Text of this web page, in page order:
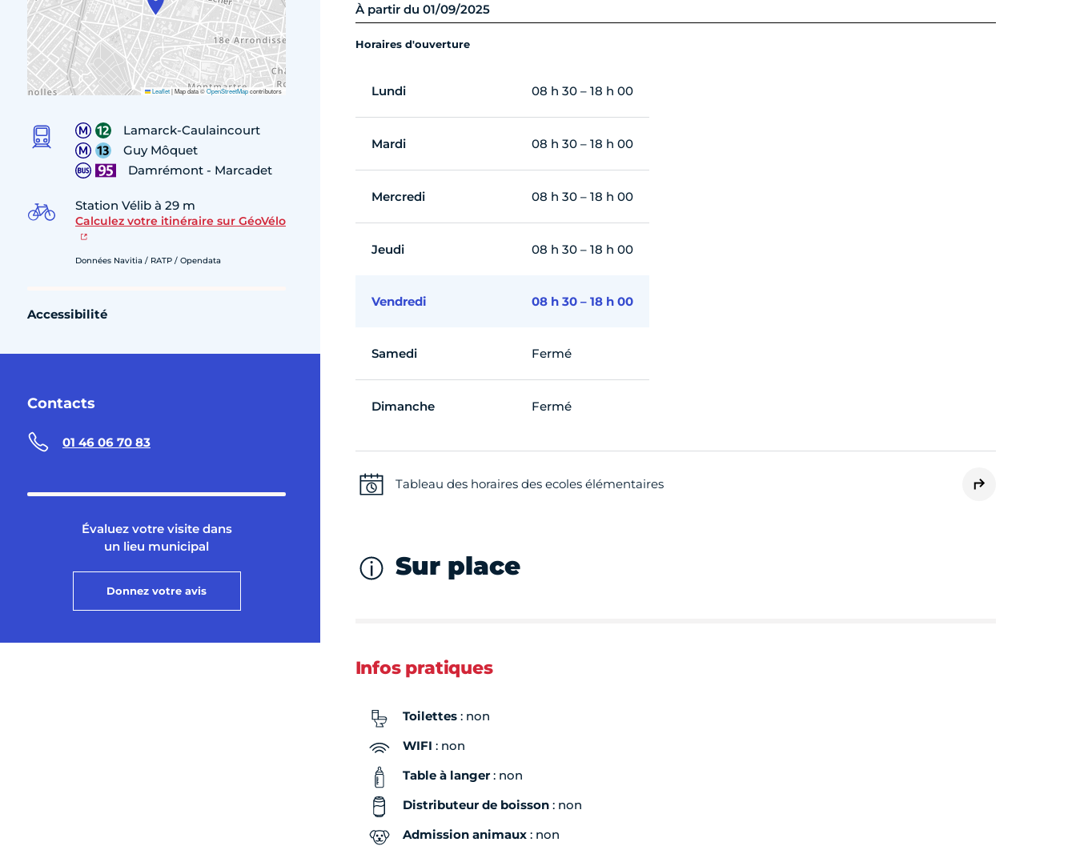
Leaflet|Map data ©OpenStreetMapcontributors
Lamarck-Caulaincourt
Guy Môquet
Damrémont - Marcadet
Station Vélib à 29 m
Calculez votre itinéraire sur GéoVélo
Données Navitia / RATP / Opendata
Accessibilité
Contacts
01 46 06 70 83
Évaluez votre visite dans
un lieu municipal
Donnez votre avis
À partir du 01/09/2025
Horaires d'ouverture
Lundi 08 h 30 – 18 h 00
Mardi 08 h 30 – 18 h 00
Mercredi 08 h 30 – 18 h 00
Jeudi 08 h 30 – 18 h 00
Vendredi 08 h 30 – 18 h 00
Samedi Fermé
Dimanche Fermé
Tableau des horaires des ecoles élémentaires
Sur place
Infos pratiques
Toilettes: non
WIFI : non
Table à langer: non
Distributeur de boisson: non
Admission animaux: non